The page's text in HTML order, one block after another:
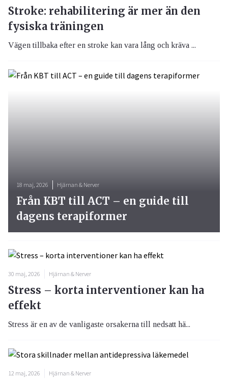
Stroke: rehabilitering är mer än den
fysiska träningen
Vägen tillbaka efter en stroke kan vara lång och kräva ...
18 maj, 2026 Hjärnan & Nerver
Från KBT till ACT – en guide till
dagens terapiformer
30 maj, 2026 Hjärnan & Nerver
Stress – korta interventioner kan ha
effekt
Stress är en av de vanligaste orsakerna till nedsatt hä...
12 maj, 2026 Hjärnan & Nerver